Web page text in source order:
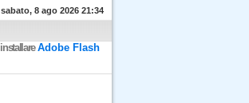
sabato, 8 ago 2026 21:34
Adobe Flash